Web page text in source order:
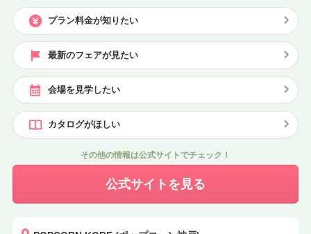
プラン料金が知りたい
最新のフェアが見たい
会場を見学したい
カタログがほしい
その他の情報は公式サイトでチェック！
公式サイトを見る